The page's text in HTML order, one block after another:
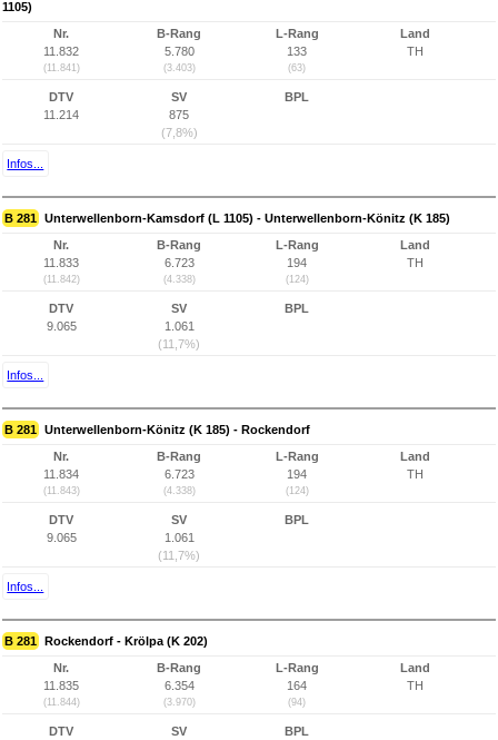
1105)
Nr.
11.832
(11.841)
B-Rang
5.780
(3.403)
L-Rang
133
(63)
Land
TH
DTV
11.214
SV
875
(7,8%)
BPL
Infos...
B 281 Unterwellenborn-Kamsdorf (L 1105) - Unterwellenborn-Könitz (K 185)
Nr.
11.833
(11.842)
B-Rang
6.723
(4.338)
L-Rang
194
(124)
Land
TH
DTV
9.065
SV
1.061
(11,7%)
BPL
Infos...
B 281 Unterwellenborn-Könitz (K 185) - Rockendorf
Nr.
11.834
(11.843)
B-Rang
6.723
(4.338)
L-Rang
194
(124)
Land
TH
DTV
9.065
SV
1.061
(11,7%)
BPL
Infos...
B 281 Rockendorf - Krölpa (K 202)
Nr.
11.835
(11.844)
B-Rang
6.354
(3.970)
L-Rang
164
(94)
Land
TH
DTV
SV
BPL